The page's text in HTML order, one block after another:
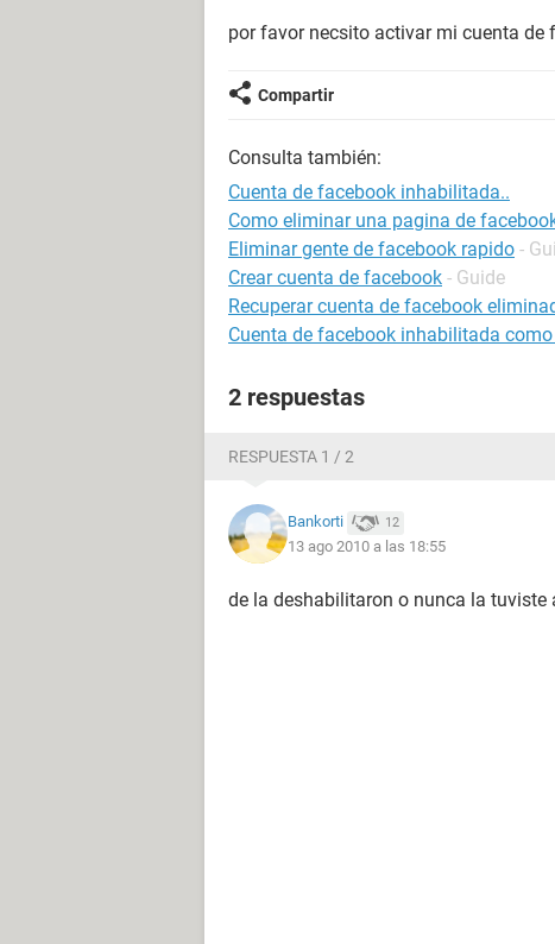
por favor necsito activar mi cuenta de
Compartir
Consulta también:
Cuenta de facebook inhabilitada..
Como eliminar una pagina de
Eliminar gente de facebook rapido -
Crear cuenta de facebook - Guide
Recuperar cuenta de facebook
Cuenta de facebook inhabilitada
2 respuestas
RESPUESTA 1 / 2
Bankorti 12
13 ago 2010 a las 18:55
de la deshabilitaron o nunca la tuviste